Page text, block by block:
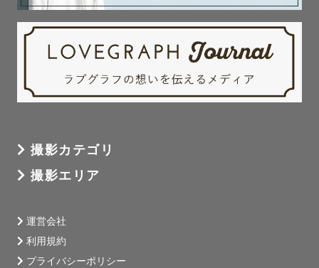
撮影カテゴリ
撮影エリア
運営会社
利用規約
プライバシーポリシー